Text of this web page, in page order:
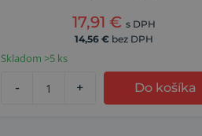
17,91 € s DPH
14,56 € bez DPH
Skladom >5 ks
- + Do košíka